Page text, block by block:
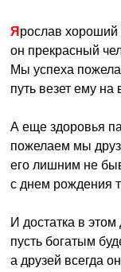
Ярослав
он прекрасный
Мы успеха
путь везет ему на
А еще здоровья
пожелаем мы
его лишним не
с днем рождения
И достатка в этом
пусть богатым
а друзей всегда